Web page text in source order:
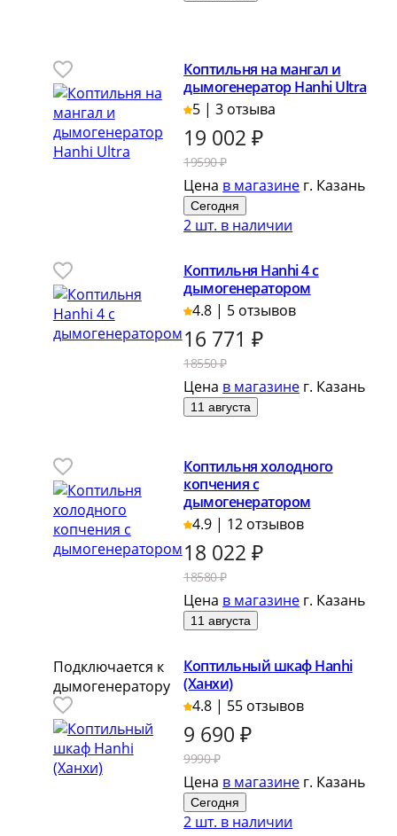
Коптильня на мангал и
дымогенератор Hanhi Ultra
5 | 3 отзыва
19 002₽
19590 ₽
Цена в магазине г. Казань
Сегодня
2 шт. в наличии
Коптильня Hanhi 4 с
дымогенератором
4.8 | 5 отзывов
16 771₽
18550 ₽
Цена в магазине г. Казань
11 августа
Коптильня холодного
копчения с
дымогенератором
4.9 | 12 отзывов
18 022₽
18580 ₽
Цена в магазине г. Казань
11 августа
Подключается к
дымогенератору
Коптильный шкаф Hanhi
(Ханхи)
4.8 | 55 отзывов
9 690₽
9990 ₽
Цена в магазине г. Казань
Сегодня
2 шт. в наличии